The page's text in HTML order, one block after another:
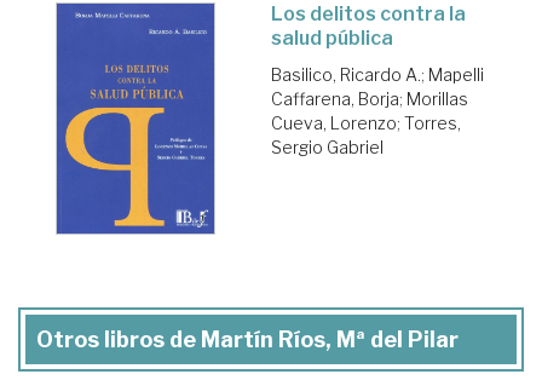
Los delitos contra la
salud pública
Basilico, Ricardo A.; Mapelli
Caffarena, Borja; Morillas
Cueva, Lorenzo; Torres,
Sergio Gabriel
Otros libros de Martín Ríos, Mª del Pilar